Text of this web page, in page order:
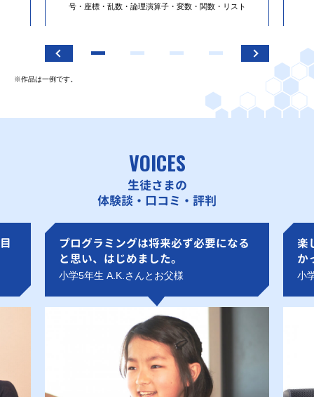
号・座標・乱数・論理演算子・変数・関数・リスト
※作品は一例です。
VOICES
生徒さまの
体験談・口コミ・評判
プログラミングは将来必ず必要になる
と思い、はじめました。
小学5年生 A.K.さんとお父様
楽
か
小